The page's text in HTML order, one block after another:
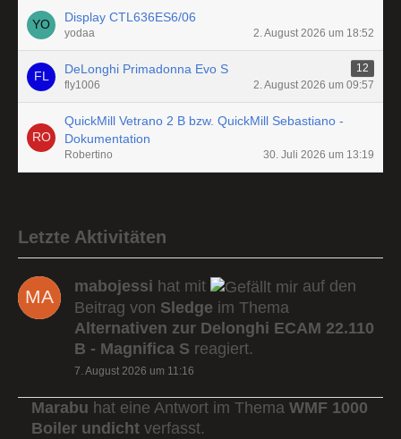
Display CTL636ES6/06
yodaa 2. August 2026 um 18:52
DeLonghi Primadonna Evo S
12
fly1006
2. August 2026 um 09:57
QuickMill Vetrano 2 B bzw. QuickMill Sebastiano -
Dokumentation
Robertino 30. Juli 2026 um 13:19
Letzte Aktivitäten
mabojessi hat mit
auf den
Beitrag von Sledge im Thema
Alternativen zur Delonghi ECAM 22.110
B - Magnifica S reagiert.
7. August 2026 um 11:16
Marabu hat eine Antwort im Thema WMF 1000
Boiler undicht verfasst.